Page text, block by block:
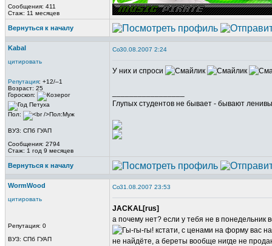
Сообщения: 411
Стаж: 11 месяцев
Вернуться к началу
Kabal
цитировать
Репутация: +12/–1
Возраст: 25
Гороскоп:
Пол:
ВУЗ: СПб ГУАП
Сообщения: 2794
Стаж: 1 год 9 месяцев
30.08.2007 2:24
У них и спроси
Глупых студентов не бывает - бывают
Вернуться к началу
WormWood
цитировать
Репутация: 0
ВУЗ: СПб ГУАП
31.08.2007 23:53
JACKAL[rus]
а почему нет? если у тебя не в понедельник
кстати, с ценами на форму вас
не найдёте, а береты вообще нигде не